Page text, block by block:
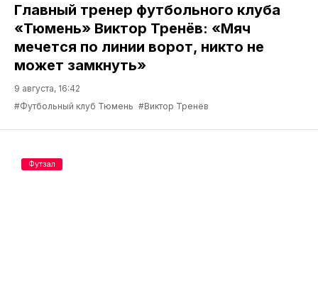
Главный тренер футбольного клуба
«Тюмень» Виктор Тренёв: «Мяч
мечется по линии ворот, никто не
может замкнуть»
9 августа, 16:42
#Футбольный клуб Тюмень #Виктор Тренёв
Футзал